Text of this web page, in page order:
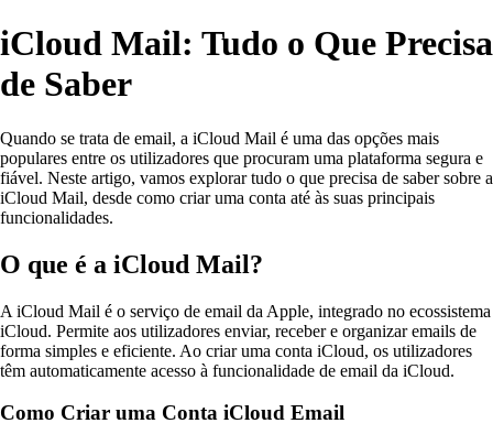
iCloud Mail: Tudo o Que Precisa
de Saber
Quando se trata de email, a iCloud Mail é uma das opções mais
populares entre os utilizadores que procuram uma plataforma segura e
fiável. Neste artigo, vamos explorar tudo o que precisa de saber sobre a
iCloud Mail, desde como criar uma conta até às suas principais
funcionalidades.
O que é a iCloud Mail?
A iCloud Mail é o serviço de email da Apple, integrado no ecossistema
iCloud. Permite aos utilizadores enviar, receber e organizar emails de
forma simples e eficiente. Ao criar uma conta iCloud, os utilizadores
têm automaticamente acesso à funcionalidade de email da iCloud.
Como Criar uma Conta iCloud Email